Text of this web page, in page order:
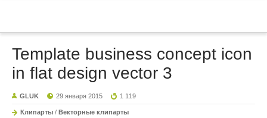
Template business concept icon
in flat design vector 3
GLUK 29 января 2015 1 119
Клипарты / Векторные клипарты